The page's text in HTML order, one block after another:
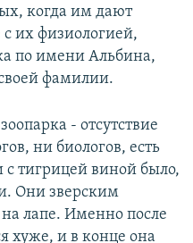
когда им дают
их физиологией,
по имени Альбина,
фамилии.
- отсутствие
ни биологов, есть
тигрицей виной было,
Они зверским
лапе. Именно после
хуже, и в конце она